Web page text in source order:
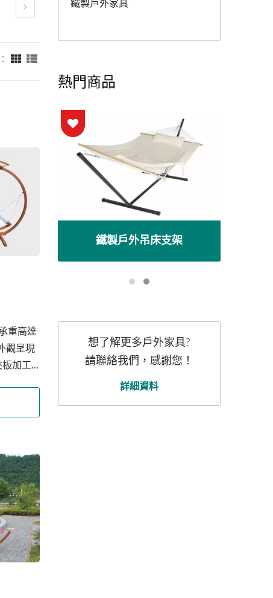
重高達
觀呈現
加工
精準
個弧
鐵製戶外家具
熱門商品
鐵製戶外吊床支架
想了解更多戶外家具?
請聯絡我們，感謝您！
詳細資料